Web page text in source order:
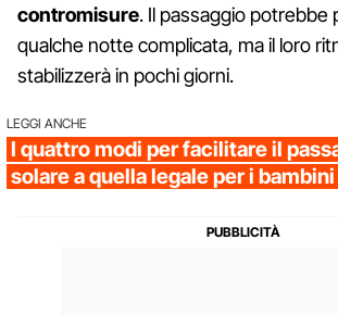
contromisure. Il passaggio potrebbe
qualche notte complicata, ma il loro
stabilizzerà in pochi giorni.
LEGGI ANCHE
I quattro modi per facilitare il
solare a quella legale per i bambini